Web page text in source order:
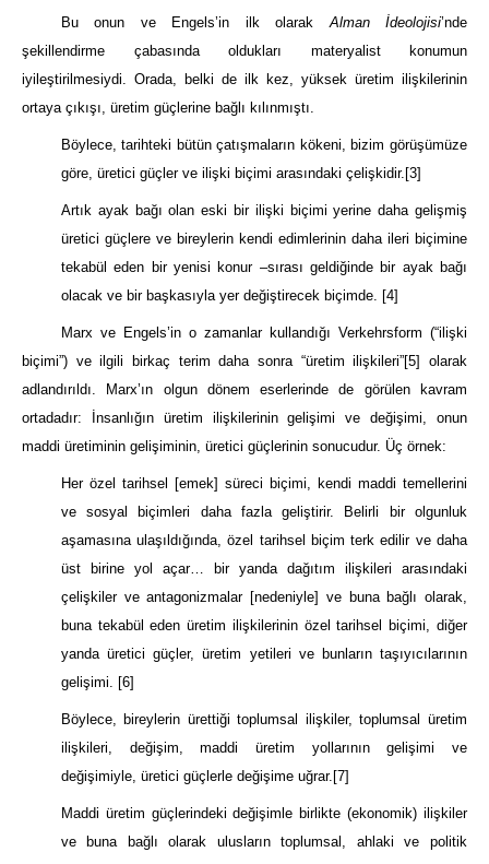
Bu onun ve Engels’in ilk olarak Alman İdeolojisi’nde
şekillendirme çabasında oldukları materyalist konumun
iyileştirilmesiydi. Orada, belki de ilk kez, yüksek üretim ilişkilerinin
ortaya çıkışı, üretim güçlerine bağlı kılınmıştı.
Böylece, tarihteki bütün çatışmaların kökeni, bizim görüşümüze
göre, üretici güçler ve ilişki biçimi arasındaki çelişkidir. [3]
Artık ayak bağı olan eski bir ilişki biçimi yerine daha gelişmiş
üretici güçlere ve bireylerin kendi edimlerinin daha ileri biçimine
tekabül eden bir yenisi konur –sırası geldiğinde bir ayak bağı
olacak ve bir başkasıyla yer değiştirecek biçimde.
[4]
Marx ve Engels’in o zamanlar kullandığı Verkehrsform (“ilişki
biçimi”) ve ilgili birkaç terim daha sonra “üretim ilişkileri”[5]
olarak
adlandırıldı. Marx’ın olgun dönem eserlerinde de görülen kavram
ortadadır: İnsanlığın üretim ilişkilerinin gelişimi ve değişimi, onun
maddi üretiminin gelişiminin, üretici güçlerinin sonucudur. Üç örnek:
Her özel tarihsel [emek] süreci biçimi, kendi maddi temellerini
ve sosyal biçimleri daha fazla geliştirir. Belirli bir olgunluk
aşamasına ulaşıldığında, özel tarihsel biçim terk edilir ve daha
üst birine yol açar… bir yanda dağıtım ilişkileri arasındaki
çelişkiler ve antagonizmalar [nedeniyle] ve buna bağlı olarak,
buna tekabül eden üretim ilişkilerinin özel tarihsel biçimi, diğer
yanda üretici güçler, üretim yetileri ve bunların taşıyıcılarının
gelişimi.
[6]
Böylece, bireylerin ürettiği toplumsal ilişkiler, toplumsal üretim
ilişkileri, değişim, maddi üretim yollarının gelişimi ve
değişimiyle, üretici güçlerle değişime uğrar. [7]
Maddi üretim güçlerindeki değişimle birlikte (ekonomik) ilişkiler
ve buna bağlı olarak ulusların toplumsal, ahlaki ve politik